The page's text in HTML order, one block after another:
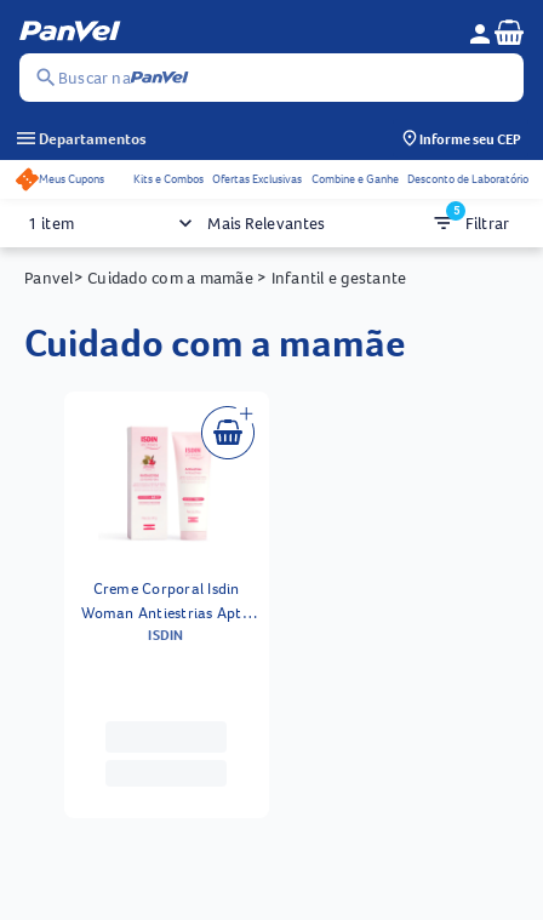
search Buscar na
Menu do
person
menu Departamentos Informe seu CEP
Acessos rápidos do cabeçalho
Meus Cupons Kits e Combos Ofertas Exclusivas Combine e Ganhe Desconto de Laboratório
1 item keyboard_arrow_down Mais Relevantes filter_list5
Filtrar
Panvel> Cuidado com a mamãe> Infantil e gestante
cuidado com a mamãe
Creme Corporal Isdin
Woman Antiestrias Apto
Para Grávidas 245g
ISDIN